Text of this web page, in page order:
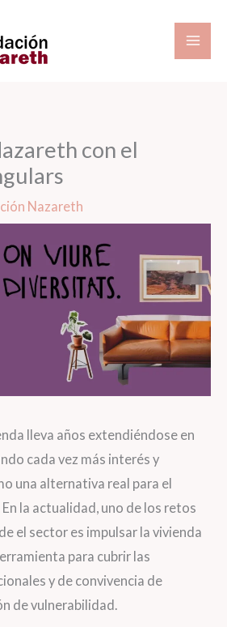
con el
Nazareth
lleva años extendiéndose en
cada vez más interés y
una alternativa real para el
la actualidad, uno de los retos
el sector es impulsar la vivienda
para cubrir las
y de convivencia de
de vulnerabilidad.